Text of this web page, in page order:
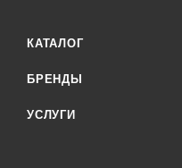
КАТАЛОГ
БРЕНДЫ
УСЛУГИ